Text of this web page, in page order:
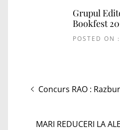
Grupul
Bookfest
POSTED
NavigareArticolul
Concurs RAO :
Articolul
MARI REDUCERI LA